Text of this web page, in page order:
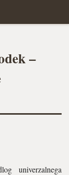
–
univerzalnega